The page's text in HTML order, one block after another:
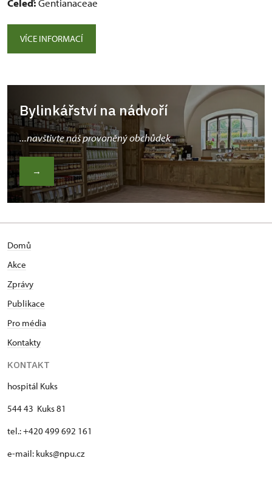
Čeleď:Gentianaceae
VÍCE INFORMACÍ
Bylinkářství na nádvoří
...navštivte náš provoněný obchůdek
→
Domů
Akce
Zprávy
Publikace
Pro média
Kontakty
KONTAKT
hospitál Kuks
544 43 Kuks 81
tel.: +420 499 692 161
e-mail: kuks@npu.cz